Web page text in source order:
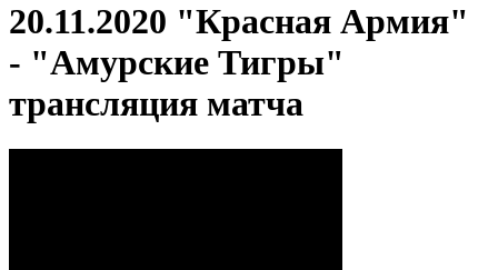
20.11.2020 "Красная Армия"
- "Амурские Тигры"
трансляция матча